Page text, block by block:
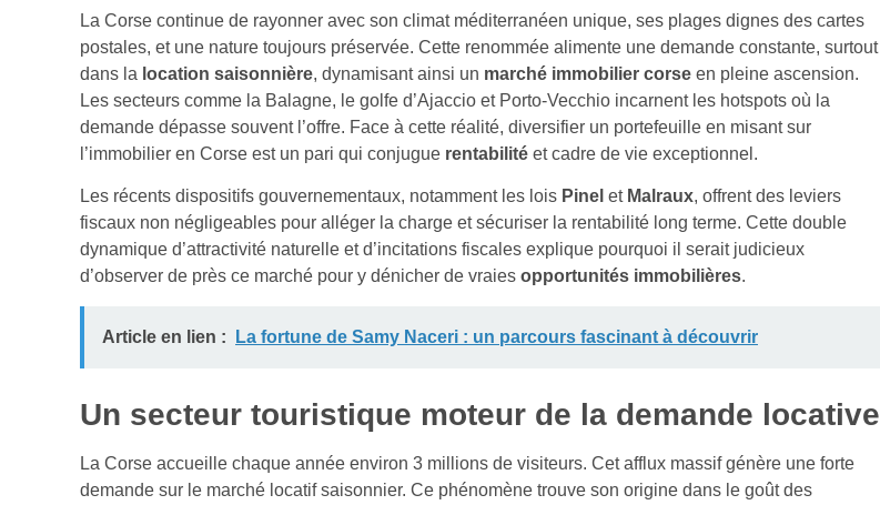
La Corse continue de rayonner avec son climat méditerranéen unique, ses plages dignes des cartes
postales, et une nature toujours préservée. Cette renommée alimente une demande constante, surtout
dans la location saisonnière, dynamisant ainsi un marché immobilier corse en pleine ascension.
Les secteurs comme la Balagne, le golfe d’Ajaccio et Porto-Vecchio incarnent les hotspots où la
demande dépasse souvent l’offre. Face à cette réalité, diversifier un portefeuille en misant sur
l’immobilier en Corse est un pari qui conjugue rentabilité et cadre de vie exceptionnel.
Les récents dispositifs gouvernementaux, notamment les lois Pinel et Malraux, offrent des leviers
fiscaux non négligeables pour alléger la charge et sécuriser la rentabilité long terme. Cette double
dynamique d’attractivité naturelle et d’incitations fiscales explique pourquoi il serait judicieux
d’observer de près ce marché pour y dénicher de vraies opportunités immobilières.
Article en lien : La fortune de Samy Naceri : un parcours fascinant à découvrir
Un secteur touristique moteur de la demande locative
La Corse accueille chaque année environ 3 millions de visiteurs. Cet afflux massif génère une forte
demande sur le marché locatif saisonnier. Ce phénomène trouve son origine dans le goût des